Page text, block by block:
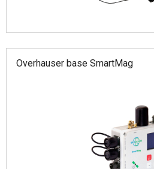
Overhauser base SmartMag